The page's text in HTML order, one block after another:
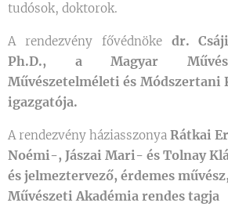
tudósok, doktorok.
A rendezvény fővédnöke dr.
Ph.D., a Magyar
Művészetelméleti és
igazgatója.
A rendezvény háziasszonya Rátkai
Noémi-, Jászai Mari- és Tolnay
és jelmeztervező, érdemes
Művészeti Akadémia rendes tagja